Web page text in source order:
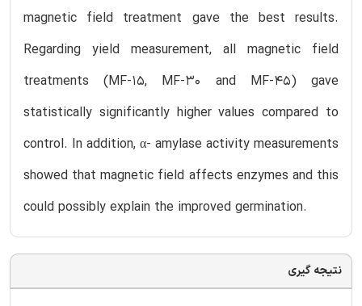
magnetic field treatment gave the best results.
Regarding yield measurement, all magnetic field
treatments (MF-15, MF-30 and MF-45) gave
statistically significantly higher values compared to
control. In addition, α- amylase activity measurements
showed that magnetic field affects enzymes and this
could possibly explain the improved germination.
نتیجه گیری